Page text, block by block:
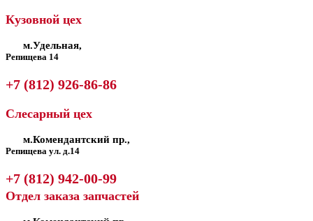
Кузовной цех
м.Удельная,
Репищева 14
+7 (812) 926-86-86
Слесарный цех
м.Комендантский пр.,
Репищева ул. д.14
+7 (812) 942-00-99
Отдел заказа запчастей